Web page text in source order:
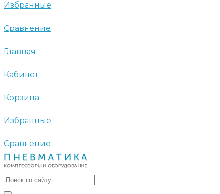
Избранные
Сравнение
Главная
Кабинет
Корзина
Избранные
Сравнение